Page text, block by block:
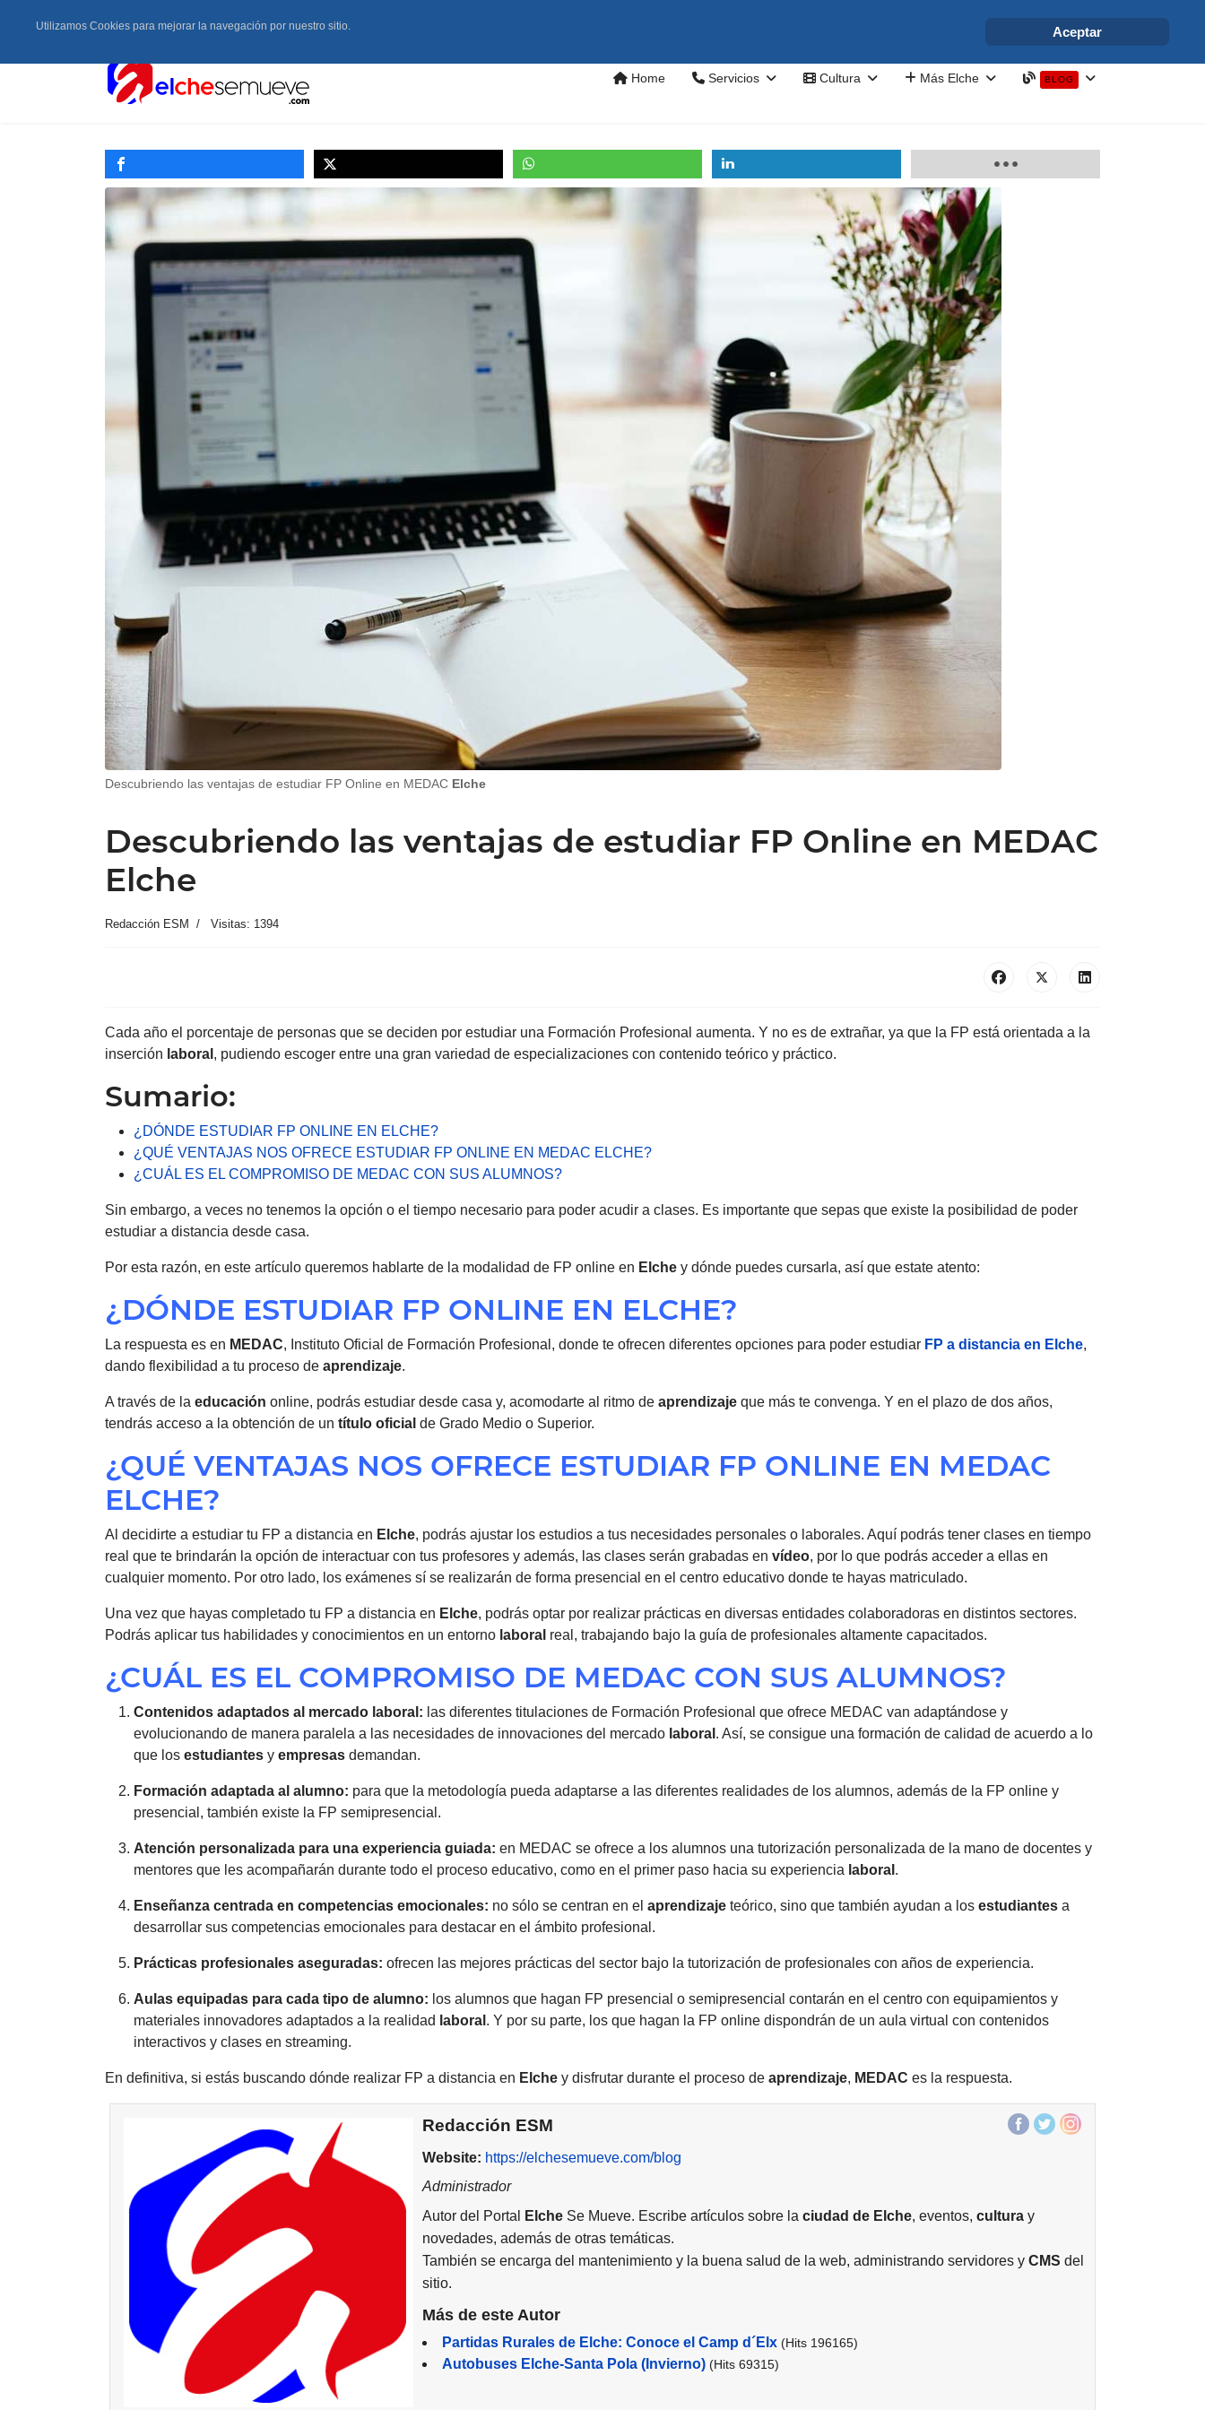
info@elchesemueve.com
Home Servicios Cultura Más Elche BLOG
Descubriendo las ventajas de estudiar FP Online en MEDAC Elche
Descubriendo las ventajas de estudiar FP Online en MEDAC
Elche
Redacción ESM Visitas: 1394
Cada año el porcentaje de personas que se deciden por estudiar una Formación Profesional aumenta. Y no es de extrañar, ya que la FP está orientada a la
inserción laboral , pudiendo escoger entre una gran variedad de especializaciones con contenido teórico y práctico.
Sumario:
¿DÓNDE ESTUDIAR FP ONLINE EN ELCHE?
¿QUÉ VENTAJAS NOS OFRECE ESTUDIAR FP ONLINE EN MEDAC ELCHE?
¿CUÁL ES EL COMPROMISO DE MEDAC CON SUS ALUMNOS?
Sin embargo, a veces no tenemos la opción o el tiempo necesario para poder acudir a clases. Es importante que sepas que existe la posibilidad de poder
estudiar a distancia desde casa.
Por esta razón, en este artículo queremos hablarte de la modalidad de FP online en Elche y dónde puedes cursarla, así que estate atento:
¿DÓNDE ESTUDIAR FP ONLINE EN ELCHE?
La respuesta es en MEDAC, Instituto Oficial de Formación Profesional, donde te ofrecen diferentes opciones para poder estudiar FP a distancia en Elche,
dando flexibilidad a tu proceso de aprendizaje.
A través de la educación online, podrás estudiar desde casa y, acomodarte al ritmo de aprendizaje que más te convenga. Y en el plazo de dos años,
tendrás acceso a la obtención de un título oficial de Grado Medio o Superior.
¿QUÉ VENTAJAS NOS OFRECE ESTUDIAR FP ONLINE EN MEDAC
ELCHE?
Al decidirte a estudiar tu FP a distancia en Elche, podrás ajustar los estudios a tus necesidades personales o laborales. Aquí podrás tener clases en tiempo
real que te brindarán la opción de interactuar con tus profesores y además, las clases serán grabadas en vídeo, por lo que podrás acceder a ellas en
cualquier momento. Por otro lado, los exámenes sí se realizarán de forma presencial en el centro educativo donde te hayas matriculado.
Una vez que hayas completado tu FP a distancia en Elche, podrás optar por realizar prácticas en diversas entidades colaboradoras en distintos sectores.
Podrás aplicar tus habilidades y conocimientos en un entorno laboral real, trabajando bajo la guía de profesionales altamente capacitados.
¿CUÁL ES EL COMPROMISO DE MEDAC CON SUS ALUMNOS?
Contenidos adaptados al mercado laboral : las diferentes titulaciones de Formación Profesional que ofrece MEDAC van adaptándose y
evolucionando de manera paralela a las necesidades de innovaciones del mercado laboral . Así, se consigue una formación de calidad de acuerdo a lo
que los estudiantes y empresas demandan.
Formación adaptada al alumno: para que la metodología pueda adaptarse a las diferentes realidades de los alumnos, además de la FP online y
presencial, también existe la FP semipresencial.
Atención personalizada para una experiencia guiada: en MEDAC se ofrece a los alumnos una tutorización personalizada de la mano de docentes y
mentores que les acompañarán durante todo el proceso educativo, como en el primer paso hacia su experiencia laboral .
Enseñanza centrada en competencias emocionales: no sólo se centran en el aprendizaje teórico, sino que también ayudan a los estudiantes a
desarrollar sus competencias emocionales para destacar en el ámbito profesional.
Prácticas profesionales aseguradas: ofrecen las mejores prácticas del sector bajo la tutorización de profesionales con años de experiencia.
Aulas equipadas para cada tipo de alumno: los alumnos que hagan FP presencial o semipresencial contarán en el centro con equipamientos y
materiales innovadores adaptados a la realidad laboral . Y por su parte, los que hagan la FP online dispondrán de un aula virtual con contenidos
interactivos y clases en streaming.
En definitiva, si estás buscando dónde realizar FP a distancia en Elche y disfrutar durante el proceso de aprendizaje, MEDAC es la respuesta.
Redacción ESM
Website: https://elchesemueve.com/blog
Administrador
Autor del Portal
Elche Se Mueve. Escribe artículos sobre laciudad de Elche, eventos,cultura y
novedades, además de otras temáticas.
También se encarga del mantenimiento y la buena salud de la web, administrando servidores yCMS del
sitio.
Más de este Autor
Partidas Rurales de Elche: Conoce el Camp d´Elx (Hits 196165)
Autobuses Elche-Santa Pola (Invierno) (Hits 69315)
Utilizamos Cookies para mejorar la navegación por nuestro sitio. Aceptar